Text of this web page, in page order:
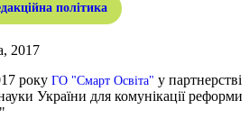
політика
2017
року ГО "Смарт Освіта" у партнерстві
України для комунікації реформи